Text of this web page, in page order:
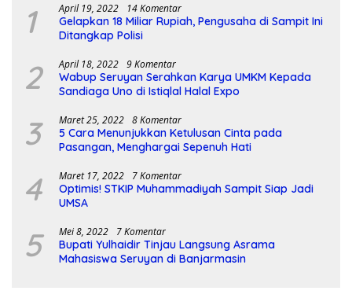
1 April 19, 2022 14 Komentar
Gelapkan 18 Miliar Rupiah, Pengusaha di Sampit Ini
Ditangkap Polisi
2 April 18, 2022 9 Komentar
Wabup Seruyan Serahkan Karya UMKM Kepada
Sandiaga Uno di Istiqlal Halal Expo
3 Maret 25, 2022 8 Komentar
5 Cara Menunjukkan Ketulusan Cinta pada
Pasangan, Menghargai Sepenuh Hati
4 Maret 17, 2022 7 Komentar
Optimis! STKIP Muhammadiyah Sampit Siap Jadi
UMSA
5 Mei 8, 2022 7 Komentar
Bupati Yulhaidir Tinjau Langsung Asrama
Mahasiswa Seruyan di Banjarmasin